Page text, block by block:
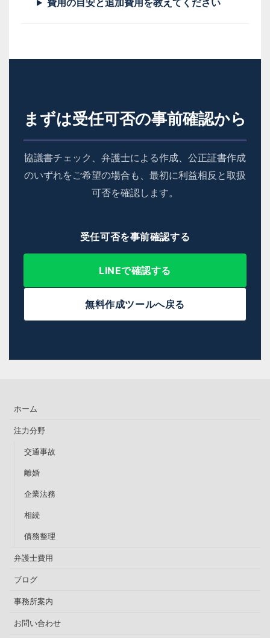
費用の目安と追加費用を教えてください
まずは受任可否の事前確認から
協議書チェック、弁護士による作成、公正証書作成
のいずれをご希望の場合も、最初に利益相反と取扱
可否を確認します。
受任可否を事前確認する
LINEで確認する
無料作成ツールへ戻る
ホーム
注力分野
交通事故
離婚
企業法務
相続
債務整理
弁護士費用
ブログ
事務所案内
お問い合わせ